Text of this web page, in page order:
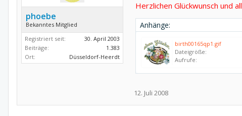
phoebe
Bekanntes Mitglied
Registriert seit:
30. April 2003
Beiträge:
1.383
Ort:
Düsseldorf-Heerdt
Herzlichen Glückwunsch und
Anhänge:
birth00165qp1.gif
Dateigröße:
Aufrufe:
12. Juli 2008